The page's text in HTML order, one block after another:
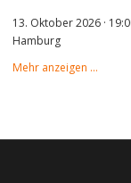
13. Oktober 2026 ·
Hamburg
Mehr anzeigen …